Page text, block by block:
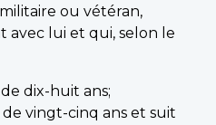
ou vétéran,
avec lui et qui, selon le
dix-huit ans;
vingt-cinq ans et suit